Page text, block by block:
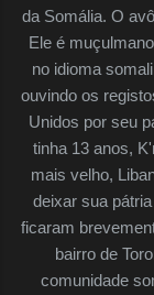
da Somália. O
Ele é
no idioma
ouvindo os
Unidos por seu
tinha 13 anos,
mais velho,
deixar sua
ficaram
bairro de
comunidade